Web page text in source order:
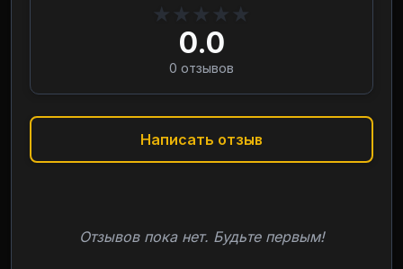
★ ★ ★ ★ ★
0.0
0 отзывов
Написать отзыв
Отзывов пока нет. Будьте первым!